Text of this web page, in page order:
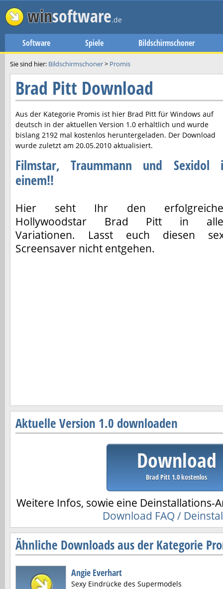
winsoftware.de
Software Spiele Bildschirmschoner
Sie sind hier: Bildschirmschoner> Promis
Brad Pitt Download
Aus der Kategorie Promis ist hier Brad Pitt für Windows auf
deutsch in der aktuellen Version 1.0 erhältlich und wurde
bislang 2192 mal kostenlos heruntergeladen. Der Download
wurde zuletzt am 20.05.2010 aktualisiert.
Filmstar, Traummann und Sexidol
einem!!
Hier seht Ihr den
Hollywoodstar Brad Pitt in
Variationen. Lasst euch diesen
Screensaver nicht entgehen.
Aktuelle Version 1.0 downloaden
Download
Brad Pitt 1.0 kostenlos
Weitere Infos, sowie eine Deinstallations-
Download FAQ /
Ähnliche Downloads aus der Kategorie
Angie Everhart
Sexy Eindrücke des Supermodels